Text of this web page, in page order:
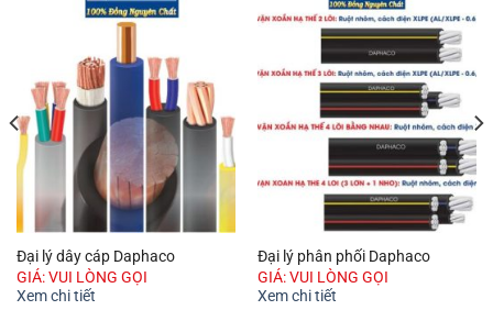
Đại lý dây cáp Daphaco
GIÁ: VUI LÒNG GỌI
Xem chi tiết
Đại lý phân phối Daphaco
GIÁ: VUI LÒNG GỌI
Xem chi tiết